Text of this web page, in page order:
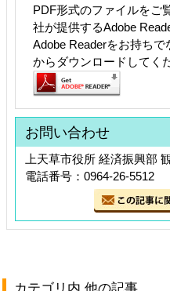
PDF形式のファイルをご
社が提供するAdobe
Adobe Readerをお持ち
からダウンロードしてく
お問い合わせ
上天草市役所 経済振興部
電話番号：0964-26-5512